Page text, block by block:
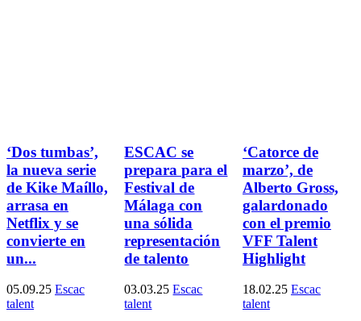
‘Dos tumbas’,
la nueva serie
de Kike Maíllo,
arrasa en
Netflix y se
convierte en
un...
05.09.25 Escac
talent
ESCAC se
prepara para el
Festival de
Málaga con
una sólida
representación
de talento
03.03.25 Escac
talent
‘Catorce de
marzo’, de
Alberto Gross,
galardonado
con el premio
VFF Talent
Highlight
18.02.25 Escac
talent